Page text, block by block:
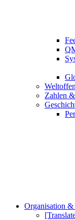
Zahlen
Organisation